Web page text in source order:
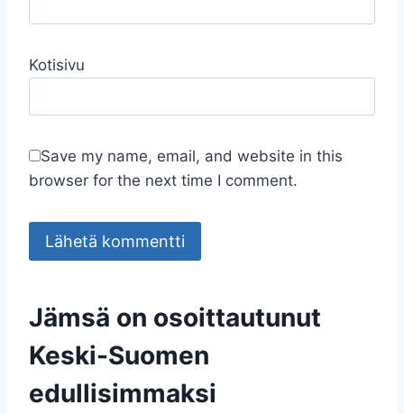
Kotisivu
Save my name, email, and website in this
browser for the next time I comment.
Jämsä on osoittautunut
Keski-Suomen
edullisimmaksi